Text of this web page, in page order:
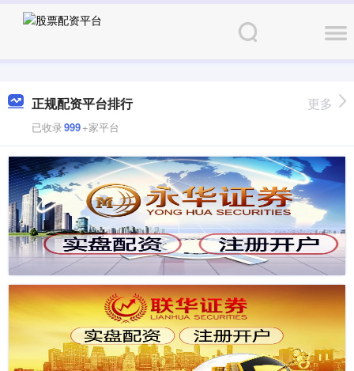
正规配资平台排行
已收录999+家平台
更多